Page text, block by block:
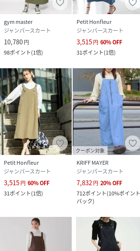
gym master
ジャンパースカート
10,780円
98ポイント(1倍)
Petit Honfleur
ジャンパースカート
3,515円 60%OFF
31ポイント(1倍)
Petit Honfleur
ジャンパースカート
3,515円 60%OFF
31ポイント(1倍)
クーポン対象
KRIFF MAYER
ジャンパースカート
7,832円 20%OFF
712ポイント(10%ポイント
バック)